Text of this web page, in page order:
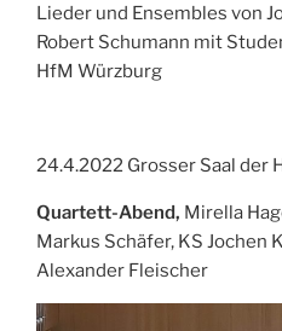
Lieder und Ensembles von
Robert Schumann mit
HfM Würzburg
24.4.2022 Grosser Saal der
Quartett-Abend, Mirella
Markus Schäfer, KS Jochen
Alexander Fleischer